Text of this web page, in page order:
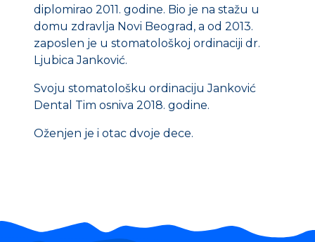
diplomirao 2011. godine. Bio je na stažu u
domu zdravlja Novi Beograd, a od 2013.
zaposlen je u stomatološkoj ordinaciji dr.
Ljubica Janković.
Svoju stomatološku ordinaciju Janković
Dental Tim osniva 2018. godine.
Oženjen je i otac dvoje dece.